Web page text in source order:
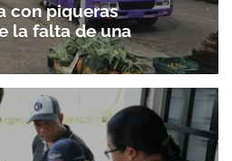
con piqueras
la falta de una